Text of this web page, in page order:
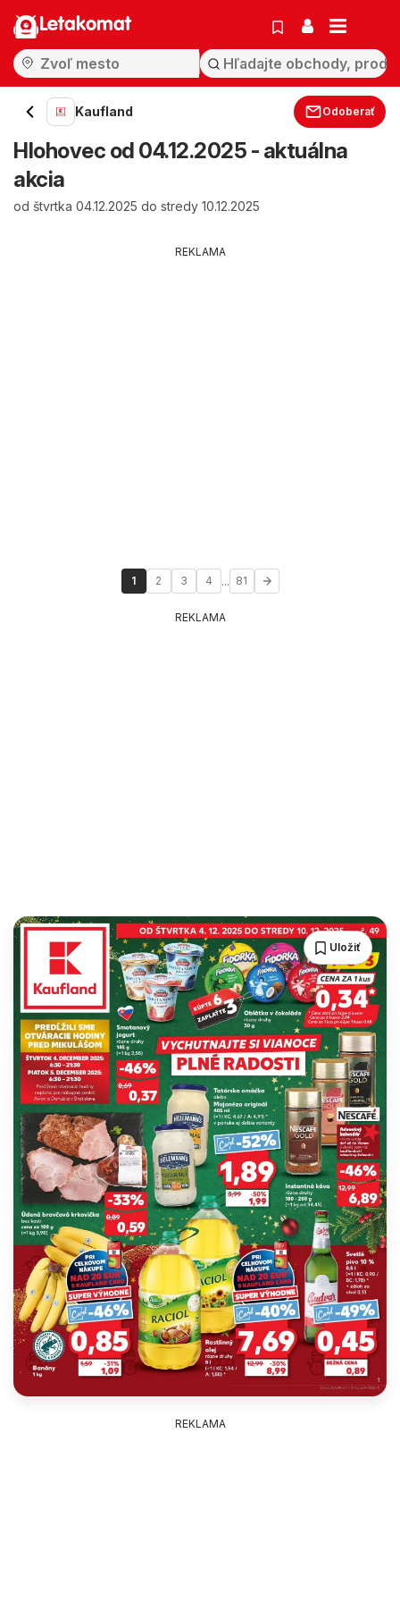
Letakomat
Kaufland Odoberať
Hlohovec od 04.12.2025 - aktuálna
akcia
od štvrtka 04.12.2025 do stredy 10.12.2025
REKLAMA
1 2 3 4 ... 81
REKLAMA
Uložiť
REKLAMA